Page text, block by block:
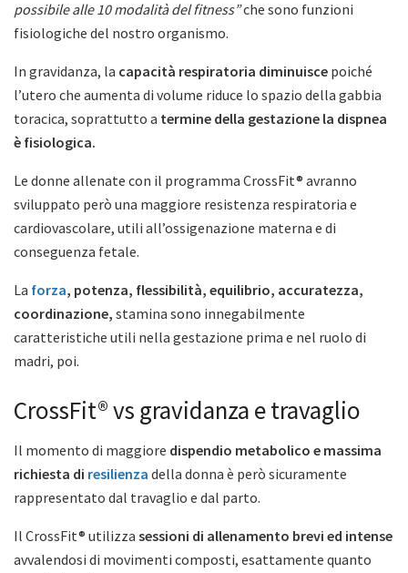
possibile alle 10 modalità del fitness”che sono funzioni
fisiologiche del nostro organismo.
In gravidanza, la capacità respiratoria diminuisce poiché
l’utero che aumenta di volume riduce lo spazio della gabbia
toracica, soprattutto a termine della gestazione la dispnea
è fisiologica.
Le donne allenate con il programma CrossFit® avranno
sviluppato però una maggiore resistenza respiratoria e
cardiovascolare, utili all’ossigenazione materna e di
conseguenza fetale.
La forza, potenza, flessibilità, equilibrio, accuratezza,
coordinazione, stamina sono innegabilmente
caratteristiche utili nella gestazione prima e nel ruolo di
madri, poi.
CrossFit® vs gravidanza e travaglio
Il momento di maggiore dispendio metabolico e massima
richiesta di resilienza della donna è però sicuramente
rappresentato dal travaglio e dal parto.
Il CrossFit® utilizza sessioni di allenamento brevi ed intense
avvalendosi di movimenti composti, esattamente quanto